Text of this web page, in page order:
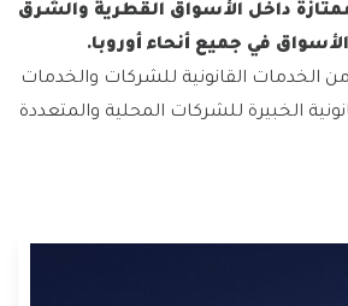
داخل الأسواق القطرية والشرق
في جميع أنحاء أوروبا.
الخدمات القانونية للشركات والخدمات
الخبيرة للشركات المحلية والمتعددة